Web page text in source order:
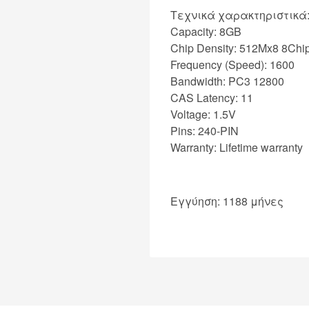
Τεχνικά χαρακτηριστικά:
Capacity: 8GB
Chip Density: 512Mx8
Frequency (Speed): 1600
Bandwidth: PC3 12800
CAS Latency: 11
Voltage: 1.5V
Pins: 240-PIN
Warranty: Lifetime warranty
Εγγύηση: 1188 μήνες